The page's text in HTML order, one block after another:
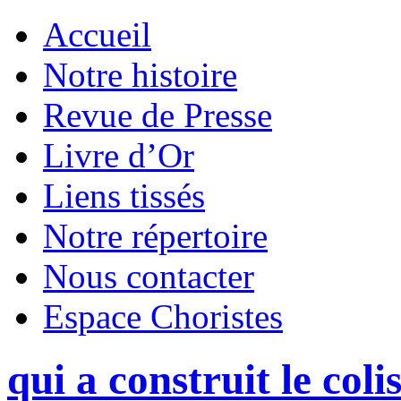
Accueil
Notre histoire
Revue de Presse
Livre d’Or
Liens tissés
Notre répertoire
Nous contacter
Espace Choristes
qui a construit le